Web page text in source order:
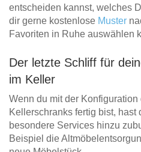
entscheiden kannst, welches
dir gerne kostenlose Muster
Favoriten in Ruhe auswählen
Der letzte Schliff für
im Keller
Wenn du mit der
Kellerschranks fertig bist, hast
besondere Services hinzu
Beispiel die